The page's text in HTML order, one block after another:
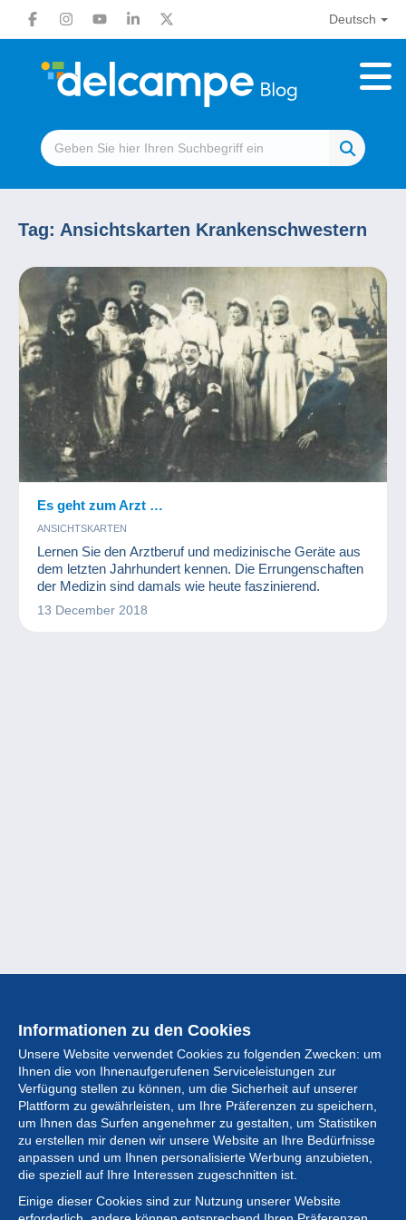
Deutsch
Tag: Ansichtskarten Krankenschwestern
Es geht zum Arzt …
ANSICHTSKARTEN
Lernen Sie den Arztberuf und medizinische Geräte aus
dem letzten Jahrhundert kennen. Die Errungenschaften
der Medizin sind damals wie heute faszinierend.
13 December 2018
Informationen zu den Cookies
Unsere Website verwendet Cookies zu folgenden Zwecken: um
Ihnen die von Ihnenaufgerufenen Serviceleistungen zur
Verfügung stellen zu können, um die Sicherheit auf unserer
Plattform zu gewährleisten, um Ihre Präferenzen zu speichern,
um Ihnen das Surfen angenehmer zu gestalten, um Statistiken
zu erstellen mir denen wir unsere Website an Ihre Bedürfnisse
anpassen und um Ihnen personalisierte Werbung anzubieten,
die speziell auf Ihre Interessen zugeschnitten ist.
Einige dieser Cookies sind zur Nutzung unserer Website
Sammlung
Neuigkeiten